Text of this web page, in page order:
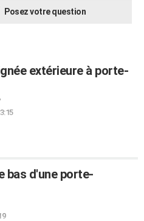
Posez votre question
extérieure à porte-
bas d'une porte-